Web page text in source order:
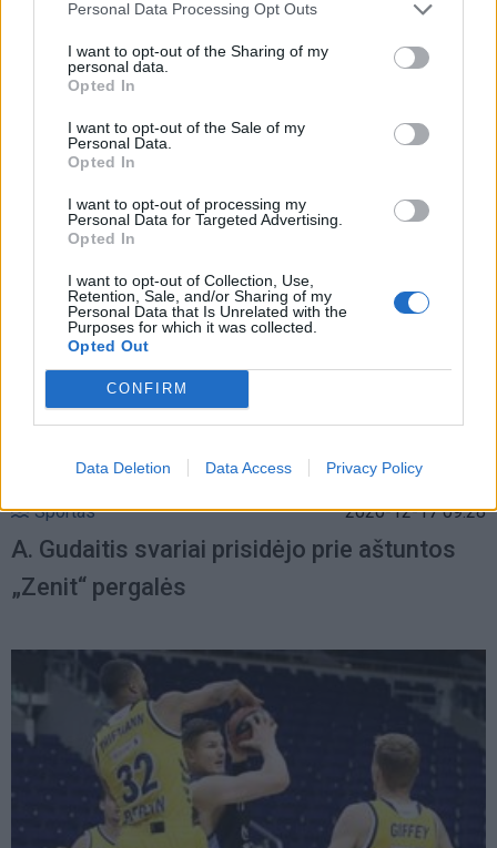
Personal Data Processing Opt Outs
I want to opt-out of the Sharing of my
personal data.
Opted In
I want to opt-out of the Sale of my
Personal Data.
Opted In
I want to opt-out of processing my
Personal Data for Targeted Advertising.
Opted In
I want to opt-out of Collection, Use,
Retention, Sale, and/or Sharing of my
Personal Data that Is Unrelated with the
Purposes for which it was collected.
Opted Out
CONFIRM
Data Deletion Data Access Privacy Policy
Sportas
A. Gudaitis draskė Miuncheno ekipos
krepšį, bet tai nepadėjo
Sportas 2020-12-17 09:28
A. Gudaitis svariai prisidėjo prie aštuntos
„Zenit“ pergalės